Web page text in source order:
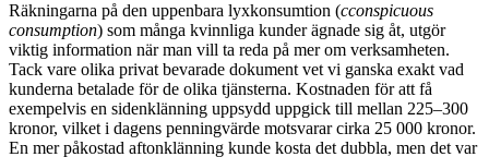
Räkningarna på den uppenbara lyxkonsumtion (cconspicuous
consumption) som många kvinnliga kunder ägnade sig åt, utgör
viktig information när man vill ta reda på mer om verksamheten.
Tack vare olika privat bevarade dokument vet vi ganska exakt vad
kunderna betalade för de olika tjänsterna. Kostnaden för att få
exempelvis en sidenklänning uppsydd uppgick till mellan 225–300
kronor, vilket i dagens penningvärde motsvarar cirka 25 000 kronor.
En mer påkostad aftonklänning kunde kosta det dubbla, men det var